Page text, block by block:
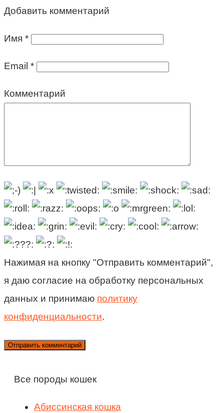
Добавить комментарий
Имя *
Email *
Комментарий
Нажимая на кнопку "Отправить комментарий",
я даю согласие на обработку персональных
данных и принимаю политику
конфиденциальности.
Все породы кошек
Абиссинская кошка